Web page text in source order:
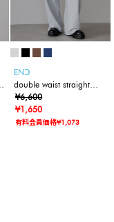
ENↃ
double waist straight
sweat pants / 裏毛ダブ
ルウエストストレートス
ウェットパンツ
¥6,600
¥1,650
有料会員価格¥1,073